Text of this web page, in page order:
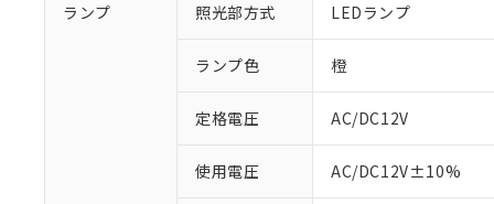
ランプ 照光部方式 LEDランプ
ランプ色 橙
定格電圧 AC/DC12V
使用電圧 AC/DC12V±10%
※1 対応状況